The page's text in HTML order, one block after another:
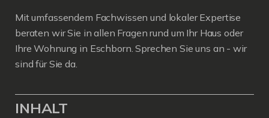
Mit umfassendem Fachwissen und lokaler Expertise
beraten wir Sie in allen Fragen rund um Ihr Haus oder
Ihre Wohnung in Eschborn. Sprechen Sie uns an - wir
sind für Sie da.
INHALT